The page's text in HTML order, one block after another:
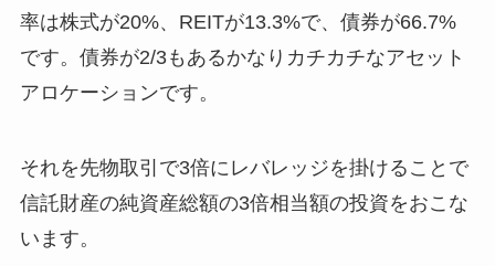
率は株式が20%、REITが13.3%で、債券が66.7%
です。債券が2/3もあるかなりカチカチなアセット
アロケーションです。
それを先物取引で3倍にレバレッジを掛けることで
信託財産の純資産総額の3倍相当額の投資をおこな
います。